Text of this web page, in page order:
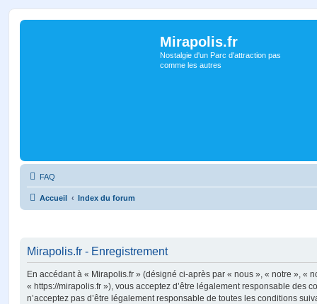
Mirapolis.fr
Nostalgie d'un Parc d'attraction pas
comme les autres
FAQ
Accueil Index du forum
Mirapolis.fr - Enregistrement
En accédant à « Mirapolis.fr » (désigné ci-après par « nous », « notre », «
« https://mirapolis.fr »), vous acceptez d’être légalement responsable des
n’acceptez pas d’être légalement responsable de toutes les conditions